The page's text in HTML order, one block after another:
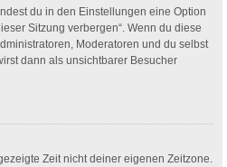
du in den Einstellungen eine Option
Sitzung verbergen“. Wenn du diese
Moderatoren und du selbst
dann als unsichtbarer Besucher
Zeit nicht deiner eigenen Zeitzone.